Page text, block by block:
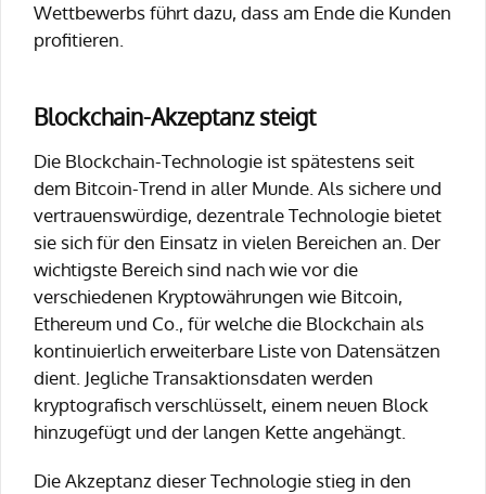
Wettbewerbs führt dazu, dass am Ende die Kunden
profitieren.
Blockchain-Akzeptanz steigt
Die Blockchain-Technologie ist spätestens seit
dem Bitcoin-Trend in aller Munde. Als sichere und
vertrauenswürdige, dezentrale Technologie bietet
sie sich für den Einsatz in vielen Bereichen an. Der
wichtigste Bereich sind nach wie vor die
verschiedenen Kryptowährungen wie Bitcoin,
Ethereum und Co., für welche die Blockchain als
kontinuierlich erweiterbare Liste von Datensätzen
dient. Jegliche Transaktionsdaten werden
kryptografisch verschlüsselt, einem neuen Block
hinzugefügt und der langen Kette angehängt.
Die Akzeptanz dieser Technologie stieg in den